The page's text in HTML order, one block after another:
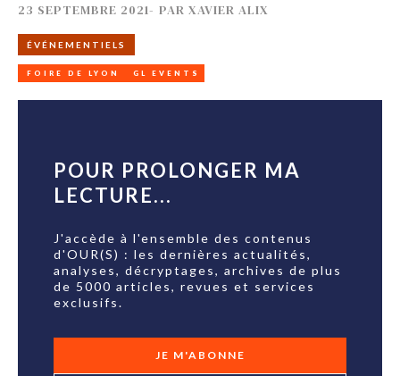
23 SEPTEMBRE 2021- PAR XAVIER ALIX
ÉVÉNEMENTIELS
FOIRE DE LYON GL EVENTS
POUR PROLONGER MA
LECTURE...
J'accède à l'ensemble des contenus
d'OUR(S) : les dernières actualités,
analyses, décryptages, archives de plus
de 5000 articles, revues et services
exclusifs.
JE M'ABONNE